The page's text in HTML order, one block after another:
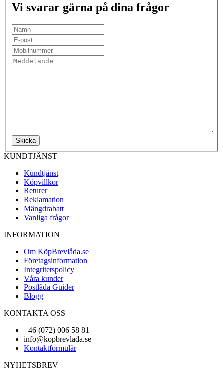
Vi svarar gärna på dina frågor
Skicka
KUNDTJÄNST
Kundtjänst
Köpvillkor
Returer
Reklamation
Mängdrabatt
Vanliga frågor
INFORMATION
Om KöpBrevlåda.se
Företagsinformation
Integritetspolicy
Våra kunder
Postlåda Guider
Blogg
KONTAKTA OSS
+46 (072) 006 58 81
info@kopbrevlada.se
Kontaktformulär
NYHETSBREV